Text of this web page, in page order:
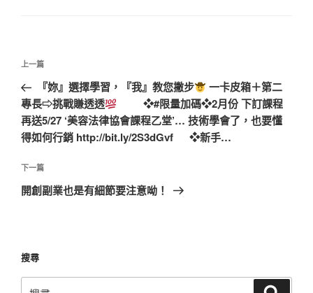
文
導
覽
上
一
篇
文
章
上一篇
『妳』選擇學習，『我』教您撇步
一卡皮箱＋第二
專長⇨挑戰賺透透
❖#限量加碼❖2月份 下訂課程
再送5/27 ‘美容法律協會課程乙堂’… 技術學會了，也要懂
得如何行銷 http://bit.ly/2S3dGvf ❖新手…
下
一
下一篇
開創副業也是有細節要注意呦！
搜尋